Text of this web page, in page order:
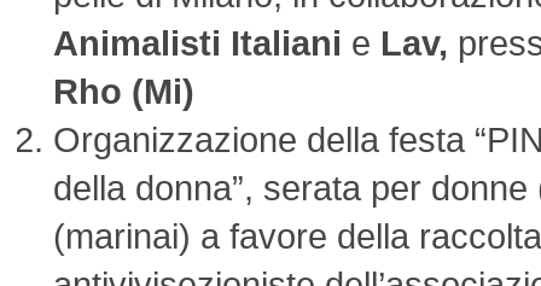
Animalisti Italiani e Lav,
Rho (Mi)
Organizzazione della festa
della donna”, serata per
(marinai) a favore della